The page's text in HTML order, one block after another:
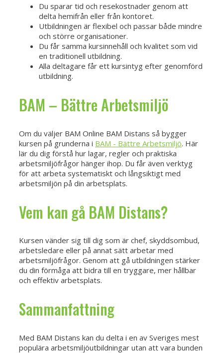
Du sparar tid och resekostnader genom att
delta hemifrån eller från kontoret.
Utbildningen är flexibel och passar både mindre
och större organisationer.
Du får samma kursinnehåll och kvalitet som vid
en traditionell utbildning.
Alla deltagare får ett kursintyg efter genomförd
utbildning.
BAM – Bättre Arbetsmiljö
Om du väljer BAM Online BAM Distans så bygger
kursen på grunderna i BAM - Bättre Arbetsmiljö. Här
lär du dig förstå hur lagar, regler och praktiska
arbetsmiljöfrågor hänger ihop. Du får även verktyg
för att arbeta systematiskt och långsiktigt med
arbetsmiljön på din arbetsplats.
Vem kan gå BAM Distans?
Kursen vänder sig till dig som är chef, skyddsombud,
arbetsledare eller på annat sätt arbetar med
arbetsmiljöfrågor. Genom att gå utbildningen stärker
du din förmåga att bidra till en tryggare, mer hållbar
och effektiv arbetsplats.
Sammanfattning
Med BAM Distans kan du delta i en av Sveriges mest
populära arbetsmiljöutbildningar utan att vara bunden